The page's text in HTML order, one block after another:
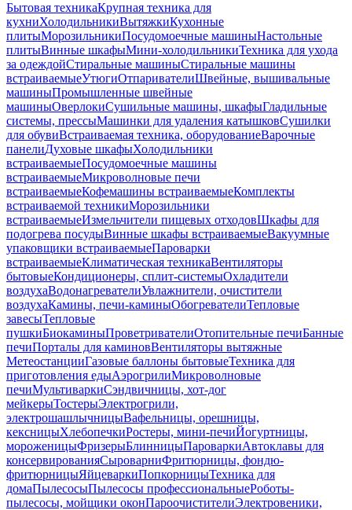
Бытовая техникаКрупная техника для
кухниХолодильникиВытяжкиКухонные
плитыМорозильникиПосудомоечные машиныНастольные
плитыВинные шкафыМини-холодильникиТехника для ухода
за одеждойСтиральные машиныСтиральные машины
встраиваемыеУтюгиОтпаривателиШвейные, вышивальные
машиныПромышленные швейные
машиныОверлокиСушильные машины, шкафыГладильные
системы, прессыМашинки для удаления катышковСушилки
для обувиВстраиваемая техника, оборудованиеВарочные
панелиДуховые шкафыХолодильники
встраиваемыеПосудомоечные машины
встраиваемыеМикроволновые печи
встраиваемыеКофемашины встраиваемыеКомплекты
встраиваемой техникиМорозильники
встраиваемыеИзмельчители пищевых отходовШкафы для
подогрева посудыВинные шкафы встраиваемыеВакуумные
упаковщики встраиваемыеПароварки
встраиваемыеКлиматическая техникаВентиляторы
бытовыеКондиционеры, сплит-системыОхладители
воздухаВодонагревателиУвлажнители, очистители
воздухаКамины, печи-каминыОбогревателиТепловые
завесыТепловые
пушкиБиокаминыПроветривателиОтопительные печиБанные
печиПорталы для каминовВентиляторы вытяжные
МетеостанцииГазовые баллоны бытовыеТехника для
приготовления едыАэрогрилиМикроволновые
печиМультиваркиСэндвичницы, хот-дог
мейкерыТостерыЭлектрогрили,
электрошашлычницыВафельницы, орешницы,
кексницыХлебопечкиРостеры, мини-печиЙогуртницы,
мороженицыФризерыБлинницыПароваркиАвтоклавы для
консервированияСыроварниФритюрницы, фондю-
фритюрницыЯйцеваркиПопкорницыТехника для
домаПылесосыПылесосы профессиональныеРоботы-
пылесосы, мойщики оконПароочистителиЭлектровеники,